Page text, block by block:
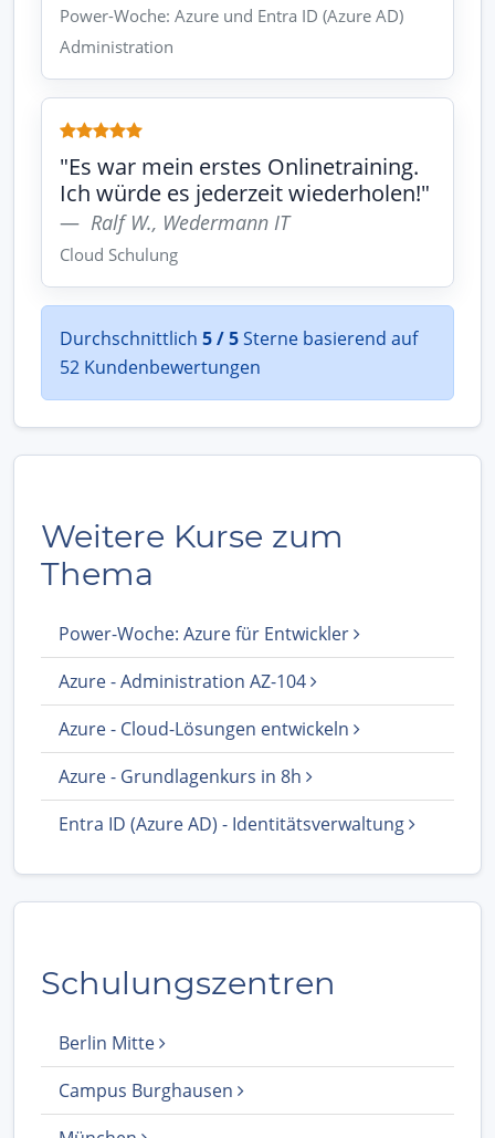
Power-Woche: Azure und Entra ID (Azure AD)
Administration
"Es war mein erstes Onlinetraining.
Ich würde es jederzeit wiederholen!"
Ralf W., Wedermann IT
Cloud Schulung
Durchschnittlich 5 / 5Sterne basierend auf
52 Kundenbewertungen
Weitere Kurse zum
Thema
Power-Woche: Azure für Entwickler
Azure - Administration AZ-104
Azure - Cloud-Lösungen entwickeln
Azure - Grundlagenkurs in 8h
Entra ID (Azure AD) - Identitätsverwaltung
Schulungszentren
Berlin Mitte
Campus Burghausen